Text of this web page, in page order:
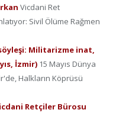
Vicdani Ret
Sivil Ölüme Rağmen
Militarizme inat,
İzmir) 15 Mayıs Dünya
Halkların Köprüsü
Retçiler Bürosu